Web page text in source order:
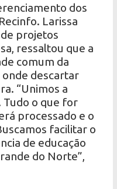
dos
Larissa
projetos
ressaltou que a
comum da
onde descartar
“Unimos a
Tudo o que for
processado e o
facilitar o
de educação
do Norte”,